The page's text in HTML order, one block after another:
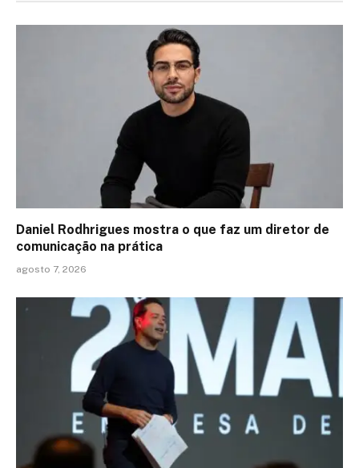
Daniel Rodhrigues mostra o que faz um diretor de
comunicação na prática
agosto 7, 2026